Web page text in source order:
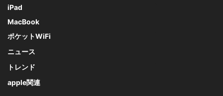
iPad
MacBook
ポケットWiFi
ニュース
トレンド
apple関連